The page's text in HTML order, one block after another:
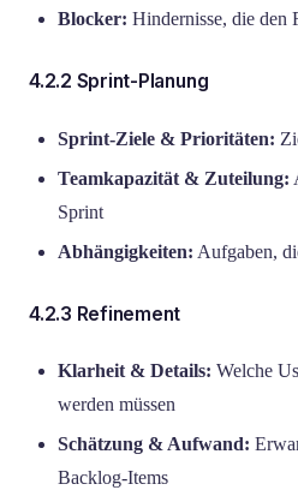
Blocker: Hindernisse, die den
4.2.2 Sprint-Planung
Sprint-Ziele & Prioritäten:
Teamkapazität & Zuteilung:
Sprint
Abhängigkeiten: Aufgaben,
4.2.3 Refinement
Klarheit & Details: Welche
werden müssen
Schätzung & Aufwand:
Backlog-Items